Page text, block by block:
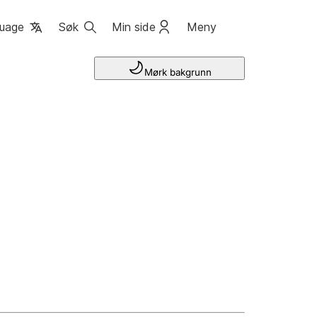
Søk Min side Meny
Mørk bakgrunn